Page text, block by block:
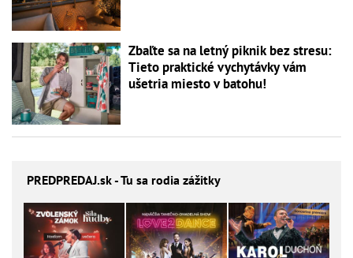
Zbaľte sa na letný piknik bez stresu:
Tieto praktické vychytávky vám
ušetria miesto v batohu!
PREDPREDAJ.sk - Tu sa rodia zážitky